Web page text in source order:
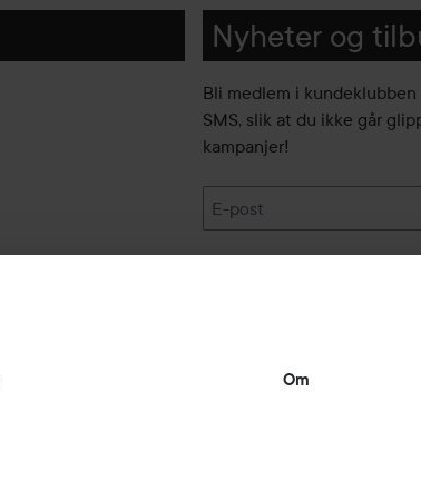
Om
Nyheter og
Bli medlem i
SMS, slik at du ikke går
kampanjer!
E-post